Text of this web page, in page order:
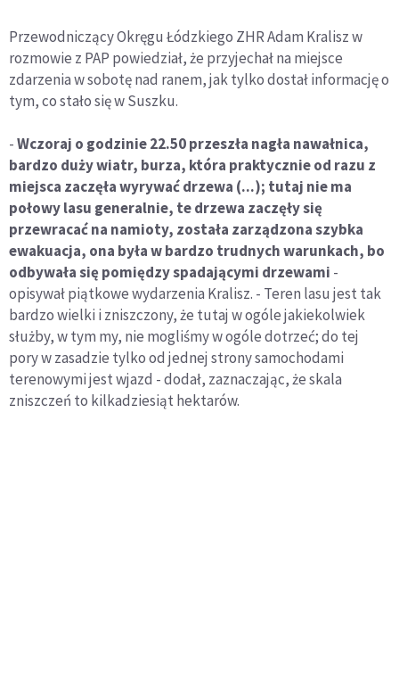
Przewodniczący Okręgu Łódzkiego ZHR Adam Kralisz w
rozmowie z PAP powiedział, że przyjechał na miejsce
zdarzenia w sobotę nad ranem, jak tylko dostał informację o
tym, co stało się w Suszku.
-Wczoraj o godzinie 22.50 przeszła nagła nawałnica,
bardzo duży wiatr, burza, która praktycznie od razu z
miejsca zaczęła wyrywać drzewa (...); tutaj nie ma
połowy lasu generalnie, te drzewa zaczęły się
przewracać na namioty, została zarządzona szybka
ewakuacja, ona była w bardzo trudnych warunkach, bo
odbywała się pomiędzy spadającymi drzewami -
opisywał piątkowe wydarzenia Kralisz. - Teren lasu jest tak
bardzo wielki i zniszczony, że tutaj w ogóle jakiekolwiek
służby, w tym my, nie mogliśmy w ogóle dotrzeć; do tej
pory w zasadzie tylko od jednej strony samochodami
terenowymi jest wjazd - dodał, zaznaczając, że skala
zniszczeń to kilkadziesiąt hektarów.